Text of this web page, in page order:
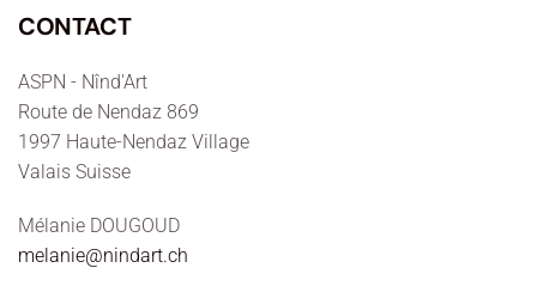
CONTACT
ASPN - Nînd'Art
Route de Nendaz 869
1997 Haute-Nendaz Village
Valais Suisse
Mélanie DOUGOUD
melanie@nindart.ch